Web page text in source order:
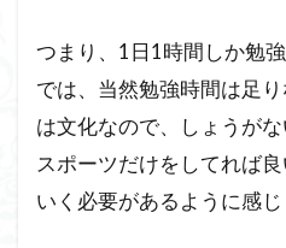
つまり、1日1時間しか勉
では、当然勉強時間は足
は文化なので、しょうがな
スポーツだけをしてれば
いく必要があるように感じ